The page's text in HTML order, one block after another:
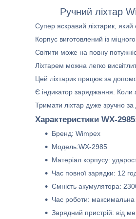
Ручний ліхтар
Супер яскравий ліхтарик, який
Корпус виготовлений із
Світити може на повну
Ліхтарем можна легко
Цей ліхтарик працює за
Є індикатор заряджання. Коли
Тримати ліхтар дуже зручно
Характеристики WX-
Бренд: Wimpex
Модель:WX-2985
Матеріал корпусу:
Час повної зарядки: 12
Ємність акумулятора:
Час роботи: максимальна
Зарядний пристрій: від